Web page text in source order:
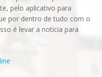
pelo aplicativo para
por dentro de tudo com o
é levar a notícia para